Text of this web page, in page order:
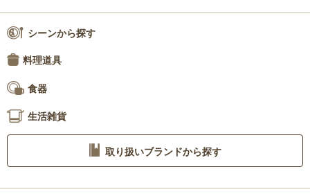
シーンから探す
料理道具
食器
生活雑貨
取り扱いブランドから探す